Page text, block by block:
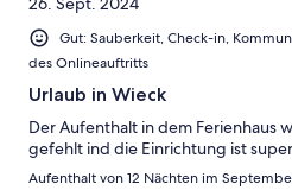
Gut: Sauberkeit, Check-in,
des Onlineauftritts
Urlaub in Wieck
Der Aufenthalt in dem Ferienhaus
gefehlt ind die Einrichtung ist
Aufenthalt von 12 Nächten im